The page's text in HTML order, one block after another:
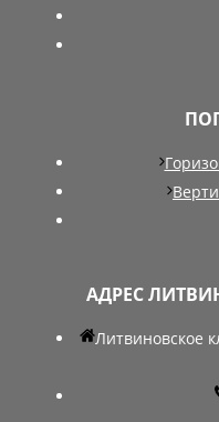
АДРЕС
Литвиновское